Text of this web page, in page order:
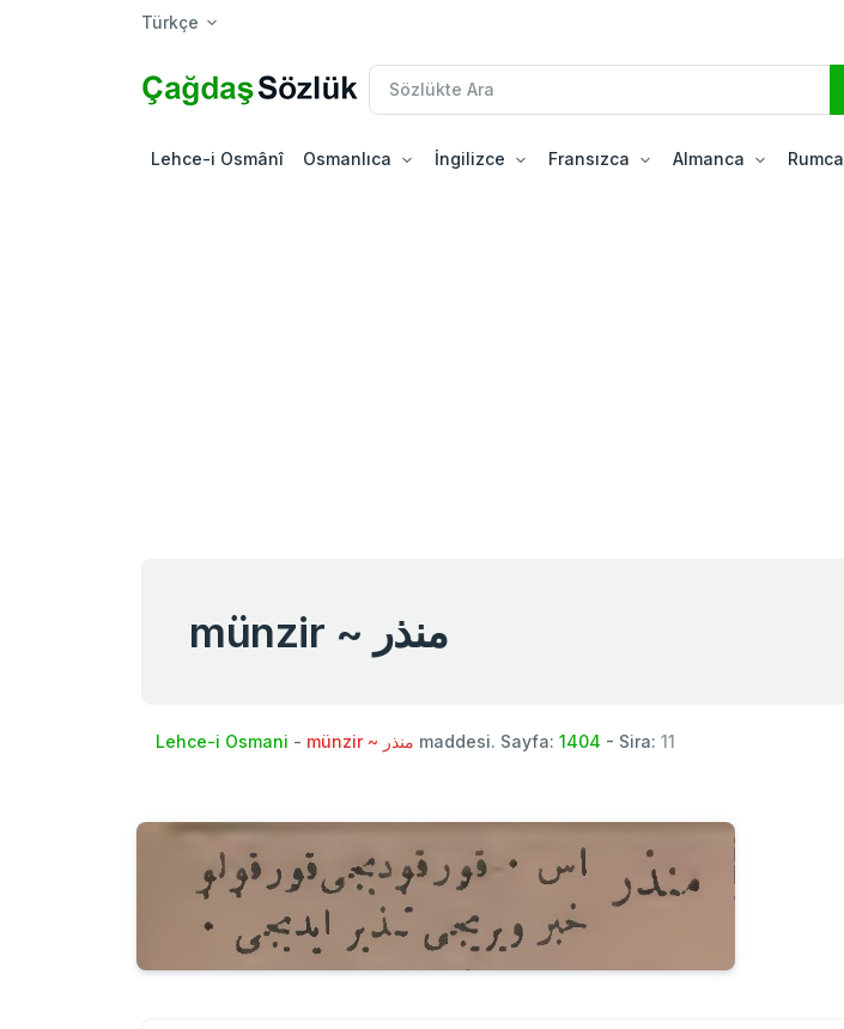
Türkçe
Lehce-i Osmânî Osmanlıca İngilizce Fransızca Almanca Rumca
münzir ~ منذر
Lehce-i Osmani - münzir ~ منذر maddesi. Sayfa: 1404 - Sira: 11